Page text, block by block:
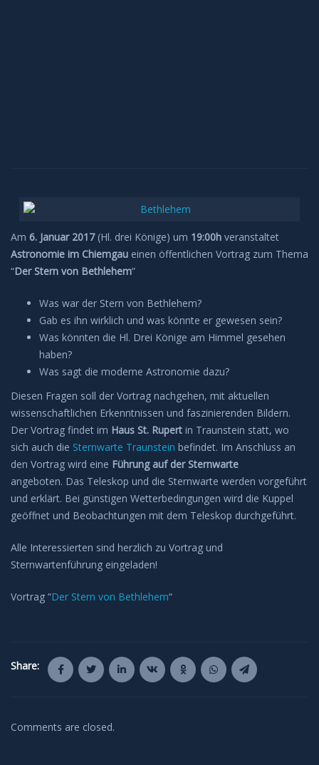
Am 6. Januar 2017(Hl. drei Könige) um 19:00h veranstaltet
Astronomie im Chiemgau einen öffentlichen Vortrag zum Thema
“Der Stern von Bethlehem”
Was war der Stern von Bethlehem?
Gab es ihn wirklich und was könnte er gewesen sein?
Was könnten die Hl. Drei Könige am Himmel gesehen
haben?
Was sagt die moderne Astronomie dazu?
Diesen Fragen soll der Vortrag nachgehen, mit aktuellen
wissenschaftlichen Erkenntnissen und faszinierenden Bildern.
Der Vortrag findet im Haus St. Rupert in Traunstein statt, wo
sich auch die Sternwarte Traunstein befindet. Im Anschluss an
den Vortrag wird eine Führung auf der Sternwarte
angeboten. Das Teleskop und die Sternwarte werden vorgeführt
und erklärt. Bei günstigen Wetterbedingungen wird die Kuppel
geöffnet und Beobachtungen mit dem Teleskop durchgeführt.
Alle Interessierten sind herzlich zu Vortrag und
Sternwartenführung eingeladen!
Vortrag “Der Stern von Bethlehem“
Share:
Comments are closed.